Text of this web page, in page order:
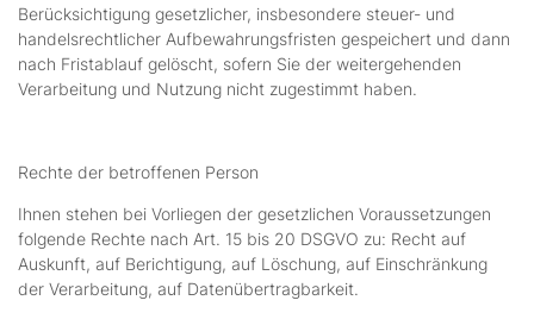
Berücksichtigung gesetzlicher, insbesondere steuer- und
handelsrechtlicher Aufbewahrungsfristen gespeichert und dann
nach Fristablauf gelöscht, sofern Sie der weitergehenden
Verarbeitung und Nutzung nicht zugestimmt haben.
Rechte der betroffenen Person
Ihnen stehen bei Vorliegen der gesetzlichen Voraussetzungen
folgende Rechte nach Art. 15 bis 20 DSGVO zu: Recht auf
Auskunft, auf Berichtigung, auf Löschung, auf Einschränkung
der Verarbeitung, auf Datenübertragbarkeit.